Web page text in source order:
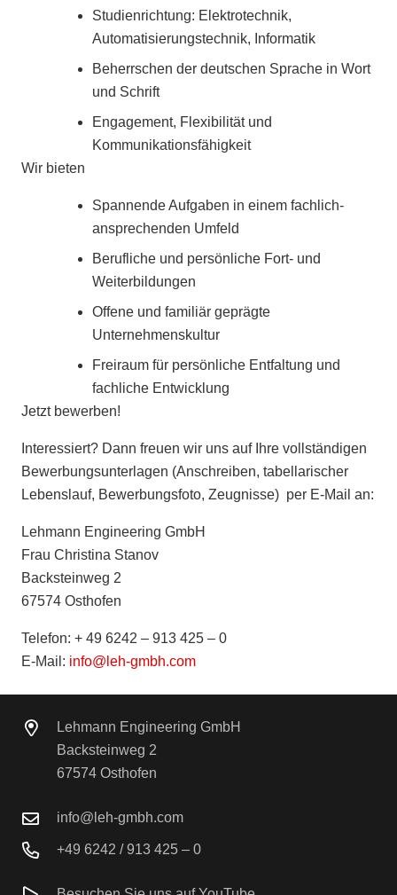
Studienrichtung: Elektrotechnik,
Automatisierungstechnik, Informatik
Beherrschen der deutschen Sprache in Wort
und Schrift
Engagement, Flexibilität und
Kommunikationsfähigkeit
Wir bieten
Spannende Aufgaben in einem fachlich-
ansprechenden Umfeld
Berufliche und persönliche Fort- und
Weiterbildungen
Offene und familiär geprägte
Unternehmenskultur
Freiraum für persönliche Entfaltung und
fachliche Entwicklung
Jetzt bewerben!
Interessiert? Dann freuen wir uns auf Ihre vollständigen
Bewerbungsunterlagen (Anschreiben, tabellarischer
Lebenslauf, Bewerbungsfoto, Zeugnisse) per E-Mail an:
Lehmann Engineering GmbH
Frau Christina Stanov
Backsteinweg 2
67574 Osthofen
Telefon: + 49 6242 – 913 425 – 0
E-Mail: info@leh-gmbh.com
Lehmann Engineering GmbH
Backsteinweg 2
67574 Osthofen
info@leh-gmbh.com
+49 6242 / 913 425 – 0